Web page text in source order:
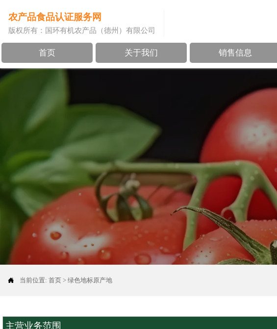
农产品食品认证服务网
版权所有：国环有机农产品（德州）有限公司
首页 关于我们 销售信息
 当前位置:首页 >绿色地标原产地
主营业务范围